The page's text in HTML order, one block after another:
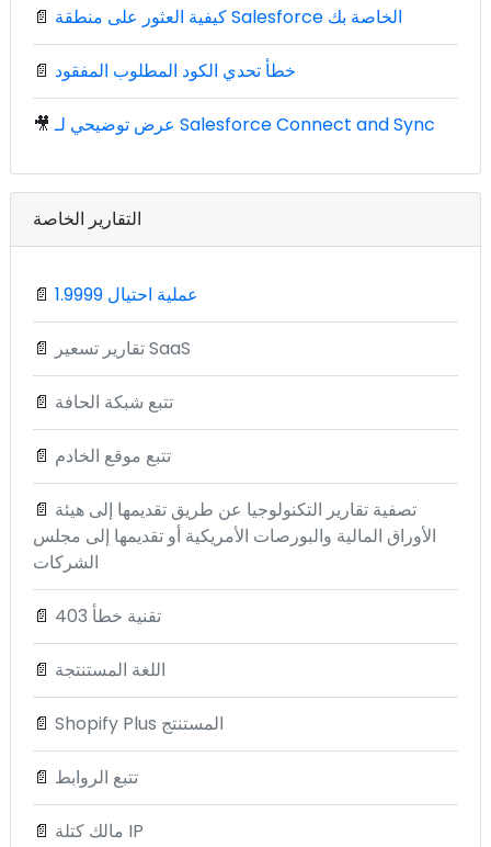
📄 كيفية العثور على منطقة Salesforce الخاصة بك
📄 خطأ تحدي الكود المطلوب المفقود
🎥 عرض توضيحي لـ Salesforce Connect and Sync
التقارير الخاصة
📄 1.9999 عملية احتيال
📄 تقارير تسعير SaaS
📄 تتبع شبكة الحافة
📄 تتبع موقع الخادم
📄 تصفية تقارير التكنولوجيا عن طريق تقديمها إلى هيئة
الأوراق المالية والبورصات الأمريكية أو تقديمها إلى مجلس
الشركات
📄 تقنية خطأ 403
📄 اللغة المستنتجة
📄 Shopify Plus المستنتج
📄 تتبع الروابط
📄 مالك كتلة IP